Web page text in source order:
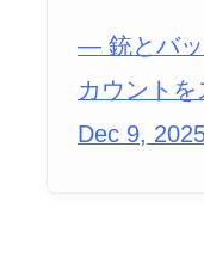
— 銃とバ
カウント
Dec 9,